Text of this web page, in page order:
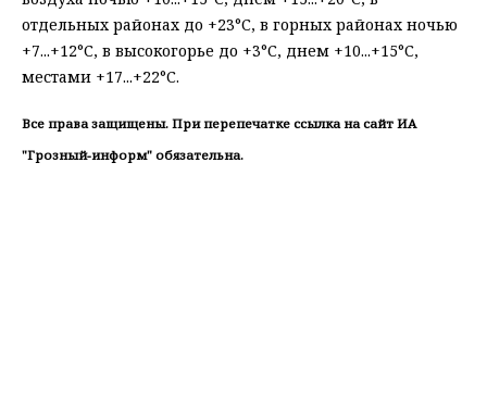
отдельных районах до +23°С, в горных районах ночью
+7...+12°С, в высокогорье до +3°С, днем +10...+15°С,
местами +17...+22°С.
Все права защищены. При перепечатке ссылка на сайт ИА
"Грозный-информ" обязательна.